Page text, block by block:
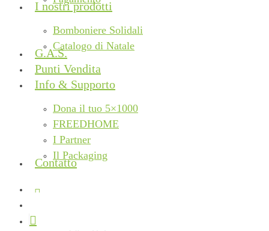
I nostri prodotti
Bomboniere Solidali
Catalogo di Natale
G.A.S.
Punti Vendita
Info & Supporto
Dona il tuo 5×1000
FREEDHOME
I Partner
Il Packaging
Contatto
facebook